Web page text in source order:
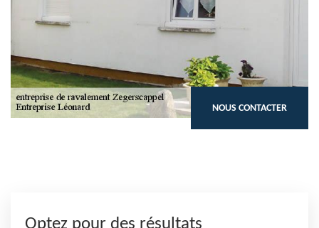
NOUS CONTACTER
Optez pour des résultats